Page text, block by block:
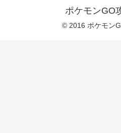
ポケモンGO
© 2016 ポケモン